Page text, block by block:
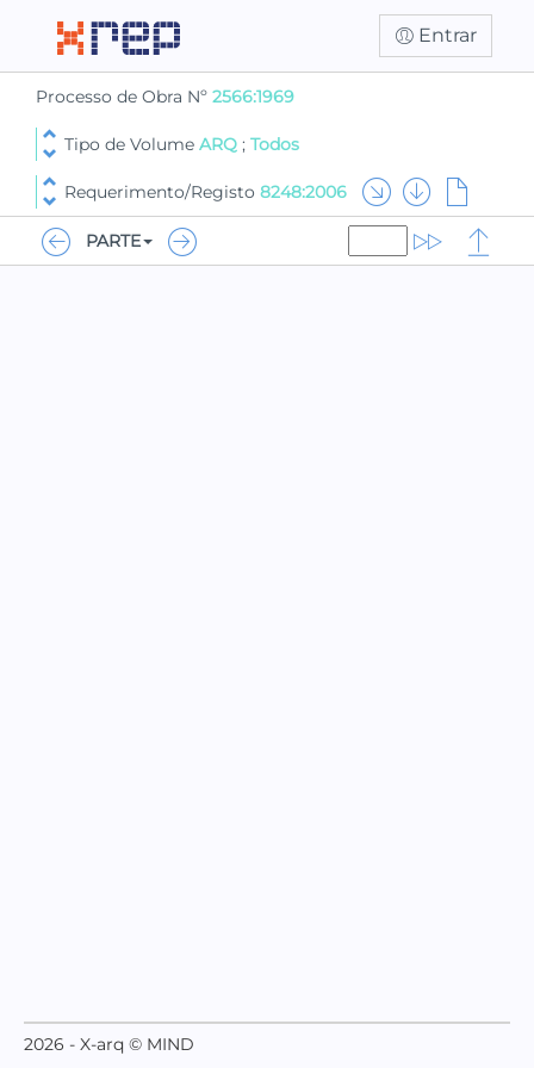
Entrar
Processo de Obra Nº 2566:1969
Tipo de Volume ARQ ; Todos
Requerimento/Registo 8248:2006
PARTE
2026 - X-arq © MIND